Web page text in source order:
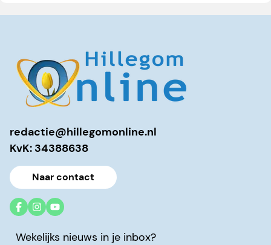
redactie@hillegomonline.nl
KvK: 34388638
Naar contact
Wekelijks nieuws in je inbox?